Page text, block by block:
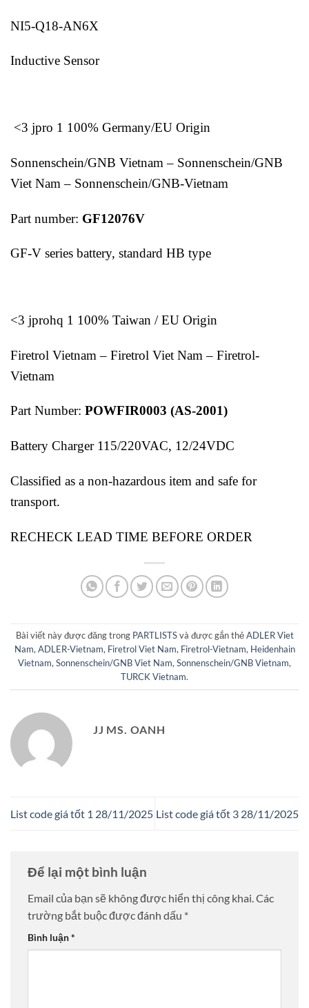
NI5-Q18-AN6X
Inductive Sensor
<3 jpro 1 100% Germany/EU Origin
Sonnenschein/GNB Vietnam – Sonnenschein/GNB
Viet Nam – Sonnenschein/GNB-Vietnam
Part number: GF12076V
GF-V series battery, standard HB type
<3 jprohq 1 100% Taiwan / EU Origin
Firetrol Vietnam – Firetrol Viet Nam – Firetrol-
Vietnam
Part Number: POWFIR0003 (AS-2001)
Battery Charger 115/220VAC, 12/24VDC
Classified as a non-hazardous item and safe for
transport.
RECHECK LEAD TIME BEFORE ORDER
Bài viết này được đăng trong PARTLISTSvà được gắn thẻADLER Viet
Nam,ADLER-Vietnam, Firetrol Viet Nam, Firetrol-Vietnam, Heidenhain
Vietnam,Sonnenschein/GNB Viet Nam,Sonnenschein/GNB Vietnam,
TURCK Vietnam.
JJ MS. OANH
List code giá tốt 1 28/11/2025 List code giá tốt 3 28/11/2025
Để lại một bình luận
Email của bạn sẽ không được hiển thị công khai.Các
trường bắt buộc được đánh dấu *
Bình luận*